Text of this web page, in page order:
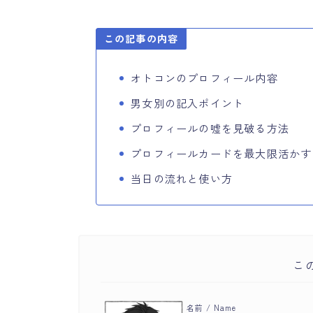
この記事の内容
オトコンのプロフィール内容
男女別の記入ポイント
プロフィールの嘘を見破る方法
プロフィールカードを最大限活か
当日の流れと使い方
こ
名前 / Name